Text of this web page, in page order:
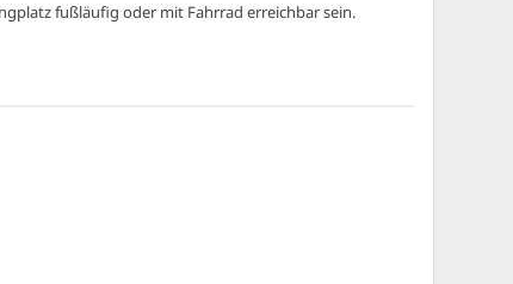
fußläufig oder mit Fahrrad erreichbar sein.